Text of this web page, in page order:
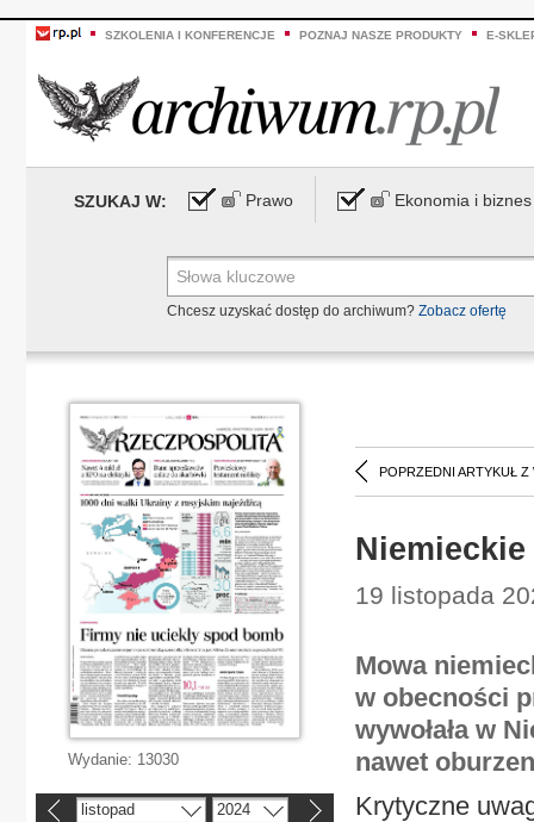
SZKOLENIA I KONFERENCJE POZNAJ NASZE PRODUKTY E-
SZUKAJ W: Prawo Ekonomia i biznes
Chcesz uzyskać dostęp do archiwum? Zobacz ofertę
POPRZEDNI ARTYKUŁ Z
19 listopada
Mowa
w obecności
wywołała w
nawet
Krytyczne
Wydanie: 13030
listopad 2024